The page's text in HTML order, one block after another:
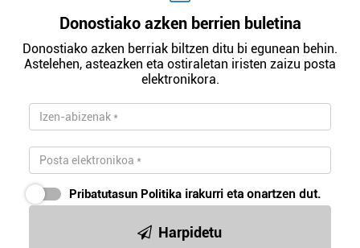
Donostiako azken berrien buletina
Donostiako azken berriak biltzen ditu bi egunean behin.
Astelehen, asteazken eta ostiraletan iristen zaizu posta
elektronikora.
Pribatutasun Politika irakurri eta onartzen dut.
Harpidetu